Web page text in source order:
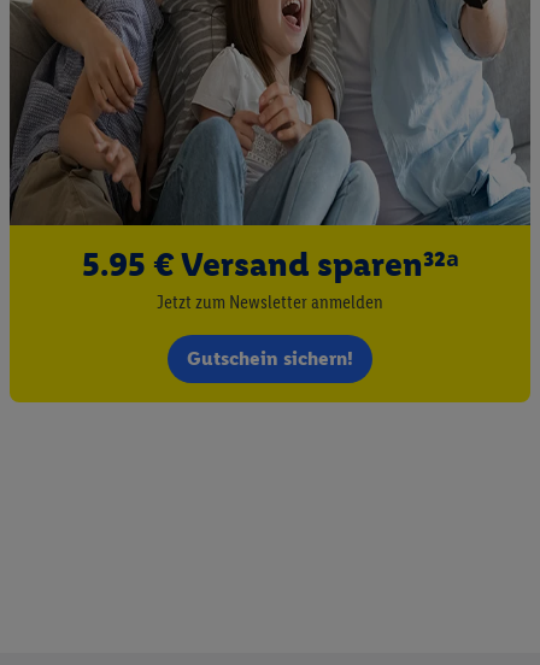
5.95 € Versand sparen³²ᵃ
Jetzt zum Newsletter anmelden
Gutschein sichern!